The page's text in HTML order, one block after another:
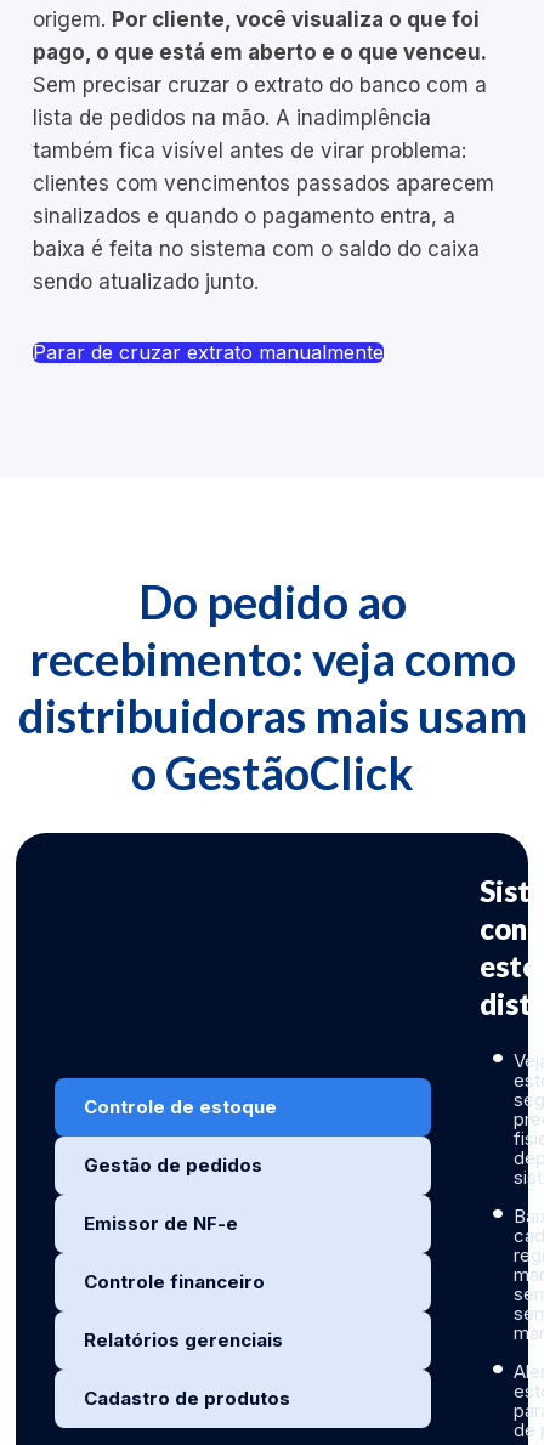
origem. Por cliente, você visualiza o que foi
pago, o que está em aberto e o que venceu.
Sem precisar cruzar o extrato do banco com a
lista de pedidos na mão. A inadimplência
também fica visível antes de virar problema:
clientes com vencimentos passados aparecem
sinalizados e quando o pagamento entra, a
baixa é feita no sistema com o saldo do caixa
sendo atualizado junto.
Parar de cruzar extrato manualmente
Do pedido ao
recebimento: veja como
distribuidoras mais usam
o GestãoClick
Controle de estoque
Gestão de pedidos
Emissor de NF-e
Controle financeiro
Relatórios gerenciais
Cadastro de produtos
de